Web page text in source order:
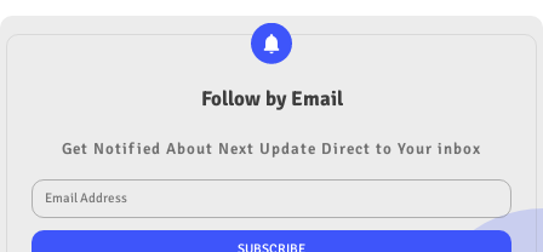
Follow by Email
Get Notified About Next Update Direct to Your inbox